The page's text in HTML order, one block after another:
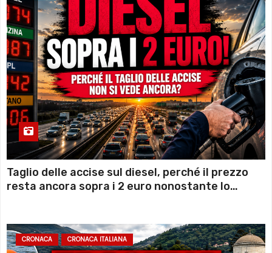
Taglio delle accise sul diesel, perché il prezzo
resta ancora sopra i 2 euro nonostante lo
CRONACA CRONACA ITALIANA